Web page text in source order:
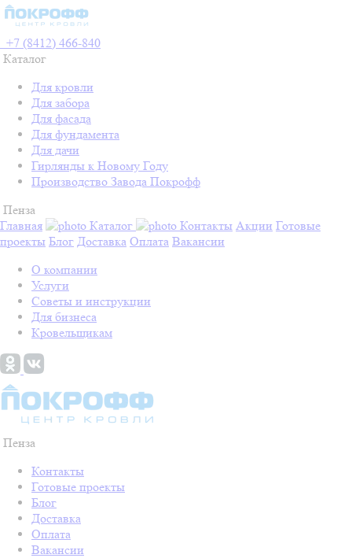
+7 (8412) 466-840
Каталог
Для кровли
Для забора
Для фасада
Для фундамента
Для дачи
Гирлянды к Новому Году
Производство Завода Покрофф
Пенза
Главная
Каталог Контакты Акции Готовые
проекты Блог Доставка Оплата Вакансии
О компании
Услуги
Советы и инструкции
Для бизнеса
Кровельщикам
Пенза
Контакты
Готовые проекты
Блог
Доставка
Оплата
Вакансии